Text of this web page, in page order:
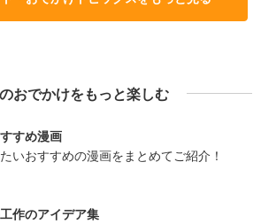
おでかけをもっと楽しむ
すめ漫画
いおすすめの漫画をまとめてご紹介！
作のアイデア集